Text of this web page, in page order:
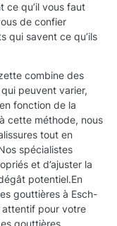
ce qu’il vous faut
de confier
qui savent ce qu’ils
combine des
peuvent varier,
fonction de la
cette méthode, nous
tout en
spécialistes
et d’ajuster la
potentiel.En
gouttières à Esch-
attentif pour votre